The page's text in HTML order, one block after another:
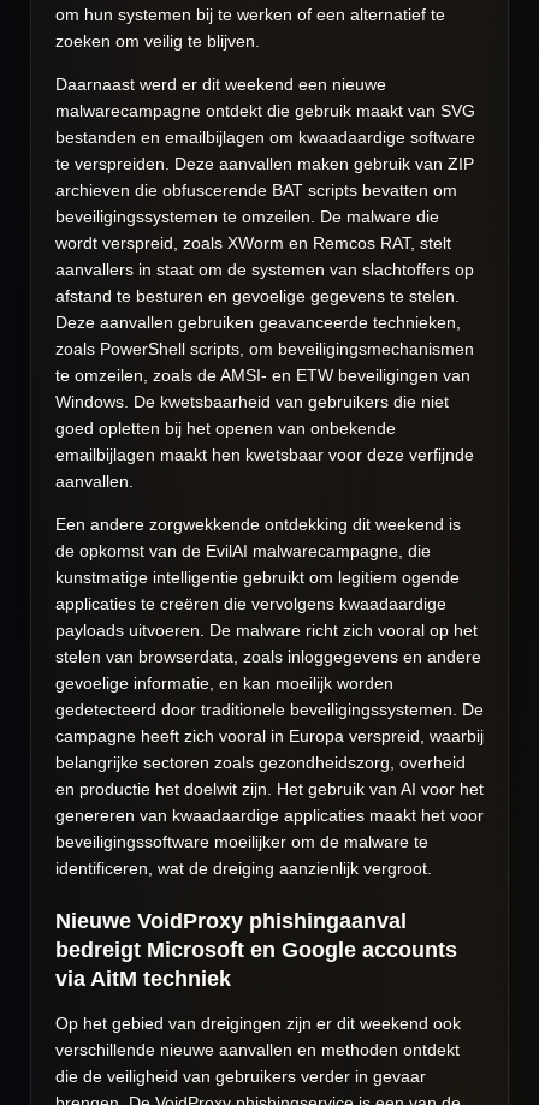
om hun systemen bij te werken of een alternatief te
zoeken om veilig te blijven.
Daarnaast werd er dit weekend een nieuwe
malwarecampagne ontdekt die gebruik maakt van SVG
bestanden en emailbijlagen om kwaadaardige software
te verspreiden. Deze aanvallen maken gebruik van ZIP
archieven die obfuscerende BAT scripts bevatten om
beveiligingssystemen te omzeilen. De malware die
wordt verspreid, zoals XWorm en Remcos RAT, stelt
aanvallers in staat om de systemen van slachtoffers op
afstand te besturen en gevoelige gegevens te stelen.
Deze aanvallen gebruiken geavanceerde technieken,
zoals PowerShell scripts, om beveiligingsmechanismen
te omzeilen, zoals de AMSI- en ETW beveiligingen van
Windows. De kwetsbaarheid van gebruikers die niet
goed opletten bij het openen van onbekende
emailbijlagen maakt hen kwetsbaar voor deze verfijnde
aanvallen.
Een andere zorgwekkende ontdekking dit weekend is
de opkomst van de EvilAI malwarecampagne, die
kunstmatige intelligentie gebruikt om legitiem ogende
applicaties te creëren die vervolgens kwaadaardige
payloads uitvoeren. De malware richt zich vooral op het
stelen van browserdata, zoals inloggegevens en andere
gevoelige informatie, en kan moeilijk worden
gedetecteerd door traditionele beveiligingssystemen. De
campagne heeft zich vooral in Europa verspreid, waarbij
belangrijke sectoren zoals gezondheidszorg, overheid
en productie het doelwit zijn. Het gebruik van AI voor het
genereren van kwaadaardige applicaties maakt het voor
beveiligingssoftware moeilijker om de malware te
identificeren, wat de dreiging aanzienlijk vergroot.
Nieuwe VoidProxy phishingaanval
bedreigt Microsoft en Google accounts
via AitM techniek
Op het gebied van dreigingen zijn er dit weekend ook
verschillende nieuwe aanvallen en methoden ontdekt
die de veiligheid van gebruikers verder in gevaar